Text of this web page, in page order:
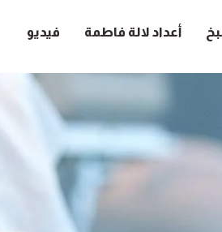
أعداد لالة فاطمة فيديو